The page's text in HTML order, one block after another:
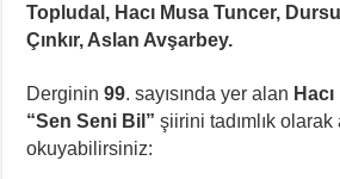
Topludal, Hacı Musa Tuncer,
Çınkır, Aslan Avşarbey.
Derginin99. sayısında yer alan
“Sen Seni Bil ”şiirini tadımlık olarak
okuyabilirsiniz: